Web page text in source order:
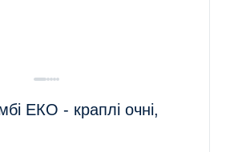
ЕКО - краплі очні,